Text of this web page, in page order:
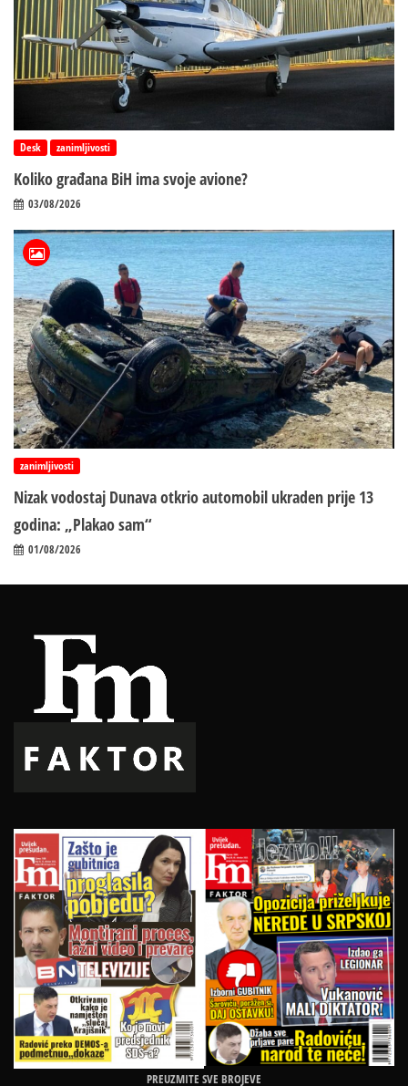
Desk zanimljivosti
Koliko građana BiH ima svoje avione?
03/08/2026
zanimljivosti
Nizak vodostaj Dunava otkrio automobil ukraden prije 13
godina: „Plakao sam“
01/08/2026
PREUZMITE SVE BROJEVE